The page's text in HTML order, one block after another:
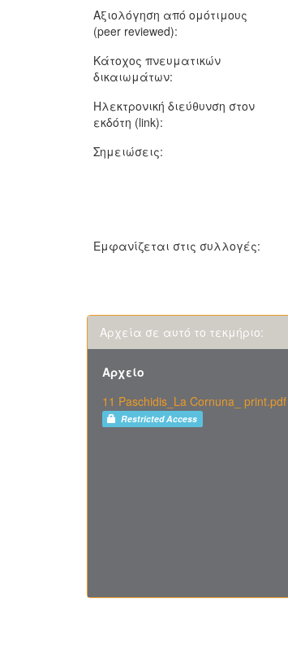
Αξιολόγηση από ομότιμους
(peer reviewed):
Κάτοχος πνευματικών
δικαιωμάτων:
Ηλεκτρονική διεύθυνση στον
εκδότη (link):
Σημειώσεις:
Εμφανίζεται στις συλλογές:
Αρχεία σε αυτό το τεκμήριο:
Αρχείο
11 Paschidis_La Cornuna_ print.pdf
Restricted Access